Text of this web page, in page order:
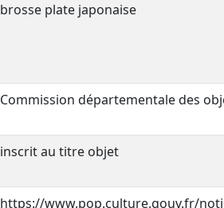
brosse plate japonaise
Commission départementale des
inscrit au titre objet
https://www.pop.culture.gouv.fr/